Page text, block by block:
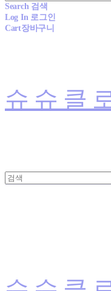
Search 검색
Log In 로그인
Cart장바구니
슈슈클